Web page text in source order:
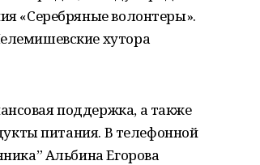
«Серебряные волонтеры».
хутора
поддержка, а также
питания. В телефонной
Альбина Егорова